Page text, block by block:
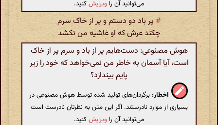
می‌توانید آن را ویرایشکنید.
# پر باد دو دستم و پر از خاک سرم‌
چکند عرش که او غاشیه من نکشد
هوش مصنوعی: دست‌هایم پر از باد و سرم پر از خاک
است، آیا آسمان به خاطر من نمی‌خواهد که خود را زیر
پایم بیندازد؟
اخطار: برگردان‌های تولید شده توسط هوش مصنوعی در
بسیاری از موارد نادرستند. اگر این متن به نظرتان نادرست است
می‌توانید آن را ویرایشکنید.